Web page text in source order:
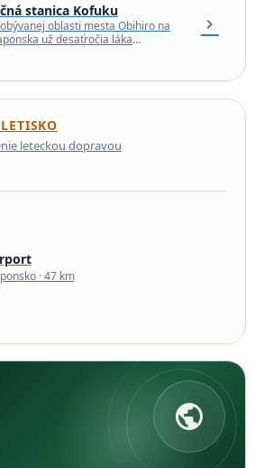
stanica Kofuku
oblasti mesta Obihiro na
už desaťročia láka
chevron_right
leteckou dopravou
· 47 km
public